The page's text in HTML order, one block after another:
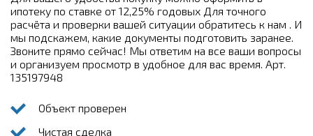
ипотеку по ставке от 12,25% годовых Для точного
расчёта и проверки вашей ситуации обратитесь к нам . И
мы подскажем, какие документы подготовить заранее.
Звоните прямо сейчас! Мы ответим на все ваши вопросы
и организуем просмотр в удобное для вас время. Арт.
135197948
Объект проверен
Чистая сделка